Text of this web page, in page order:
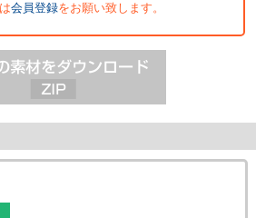
会員登録をお願い致します。